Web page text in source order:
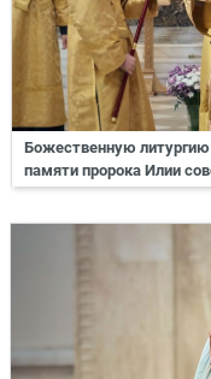
Божественную
памяти пророка Илии